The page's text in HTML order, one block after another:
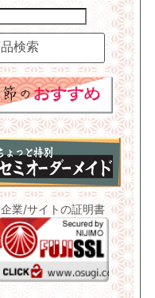
企業/サイトの証明書